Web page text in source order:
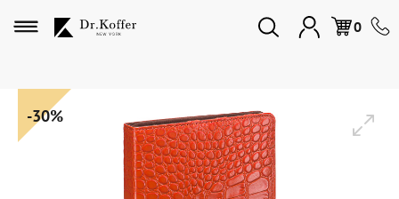
0
Избранное
Дорожная коллекция
Мужская коллекция
-30%